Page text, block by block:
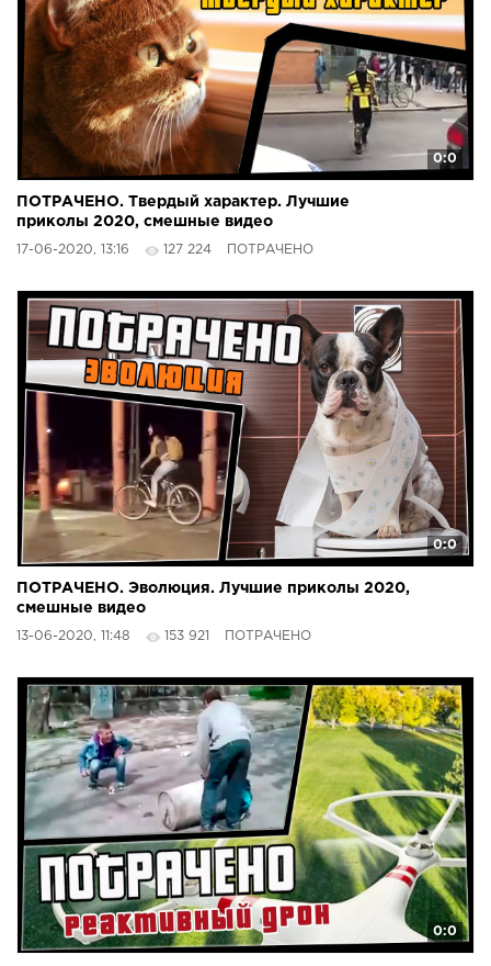
0:0
ПОТРАЧЕНО. Твердый характер. Лучшие
приколы 2020, смешные видео
17-06-2020, 13:16 127 224 ПОТРАЧЕНО
0:0
ПОТРАЧЕНО. Эволюция. Лучшие приколы 2020,
смешные видео
13-06-2020, 11:48 153 921 ПОТРАЧЕНО
0:0